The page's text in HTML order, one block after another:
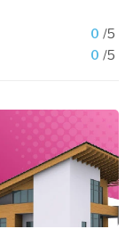
0 /5
0 /5